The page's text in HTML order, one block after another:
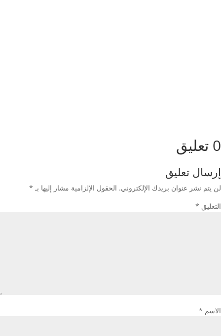
0 تعليق
إرسال تعليق
لن يتم نشر عنوان بريدك الإلكتروني. الحقول الإلزامية مشار إليها بـ *
التعليق *
الاسم *